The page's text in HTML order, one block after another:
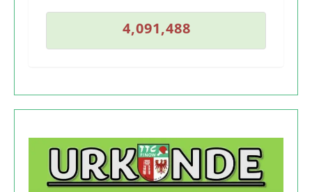
4
4
,
,
0
0
9
9
1
1
,
,
4
4
8
88
7